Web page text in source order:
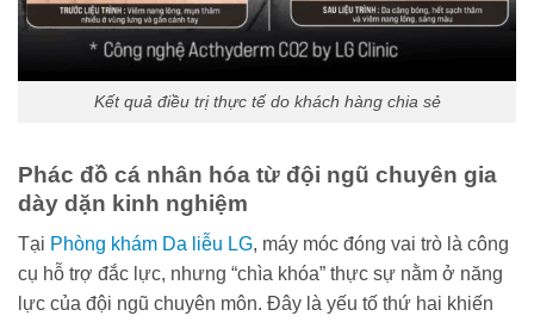
Kết quả điều trị thực tế do khách hàng chia sẻ
Phác đồ cá nhân hóa từ đội ngũ chuyên gia
dày dặn kinh nghiệm
Tại Phòng khám Da liễu LG, máy móc đóng vai trò là công
cụ hỗ trợ đắc lực, nhưng “chìa khóa” thực sự nằm ở năng
lực của đội ngũ chuyên môn. Đây là yếu tố thứ hai khiến